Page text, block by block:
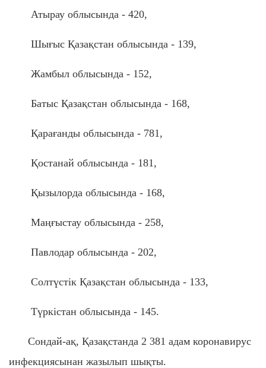
Атырау облысында - 420,
Шығыс Қазақстан облысында - 139,
Жамбыл облысында - 152,
Батыс Қазақстан облысында - 168,
Қарағанды облысында - 781,
Қостанай облысында - 181,
Қызылорда облысында - 168,
Маңғыстау облысында - 258,
Павлодар облысында - 202,
Солтүстік Қазақстан облысында - 133,
Түркістан облысында - 145.
Сондай-ақ, Қазақстанда 2 381 адам коронавирус
инфекциясынан жазылып шықты.